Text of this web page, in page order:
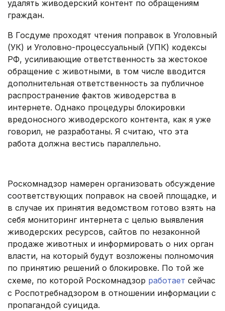
удалять живодерский контент по обращениям
граждан.
В Госдуме проходят чтения поправок в Уголовный
(УК) и Уголовно-процессуальный (УПК) кодексы
РФ, усиливающие ответственность за жестокое
обращение с животными, в том числе вводится
дополнительная ответственность за публичное
распространение фактов живодерства в
интернете. Однако процедуры блокировки
вредоносного живодерского контента, как я уже
говорил, не разработаны. Я считаю, что эта
работа должна вестись параллельно.
Роскомнадзор намерен организовать обсуждение
соответствующих поправок на своей площадке, и
в случае их принятия ведомством готово взять на
себя мониторинг интернета с целью выявления
живодерских ресурсов, сайтов по незаконной
продаже животных и информировать о них орган
власти, на который будут возложены полномочия
по принятию решений о блокировке. По той же
схеме, по которой Роскомнадзор работает сейчас
с Роспотребнадзором в отношении информации с
пропагандой суицида.